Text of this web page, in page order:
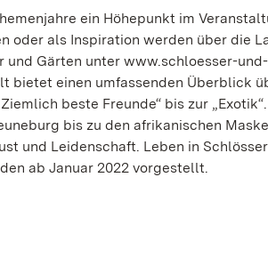
ein Höhepunkt im
oder als Inspiration werden über die
Gärten unter www.schloesser-
bietet einen umfassenden Überblick
beste Freunde“ bis zur
bis zu den afrikanischen
und Leidenschaft. Leben in
ab Januar 2022 vorgestellt.